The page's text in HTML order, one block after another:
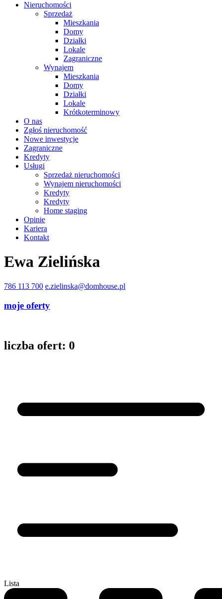
Nieruchomości
Sprzedaż
Mieszkania
Domy
Działki
Lokale
Zagraniczne
Wynajem
Mieszkania
Domy
Działki
Lokale
Krótkoterminowy
O nas
Zgłoś nieruchomość
Nowe inwestycje
Zagraniczne
Kredyty
Usługi
Sprzedaż nieruchomości
Wynajem nieruchomości
Kredyty
Kredyty
Home staging
Opinie
Kariera
Kontakt
Ewa Zielińska
786 113 700 e.zielinska@domhouse.pl
moje oferty
liczba ofert: 0
Lista